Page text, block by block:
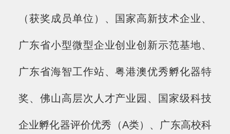
（获奖成员单位）、国家高新技术企业、
广东省小型微型企业创业创新示范基地、
广东省海智工作站、粤港澳优秀孵化器特
奖、佛山高层次人才产业园、国家级科技
企业孵化器评价优秀（A类）、广东高校科